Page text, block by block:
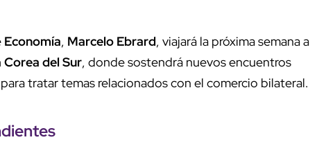
Economía, Marcelo Ebrard, viajará la próxima semana a
Corea del Sur, donde sostendrá nuevos encuentros
para tratar temas relacionados con el comercio bilateral.